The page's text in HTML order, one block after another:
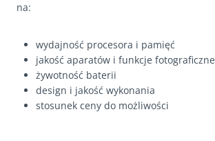
na:
wydajność procesora i pamięć
jakość aparatów i funkcje fotograficzne
żywotność baterii
design i jakość wykonania
stosunek ceny do możliwości